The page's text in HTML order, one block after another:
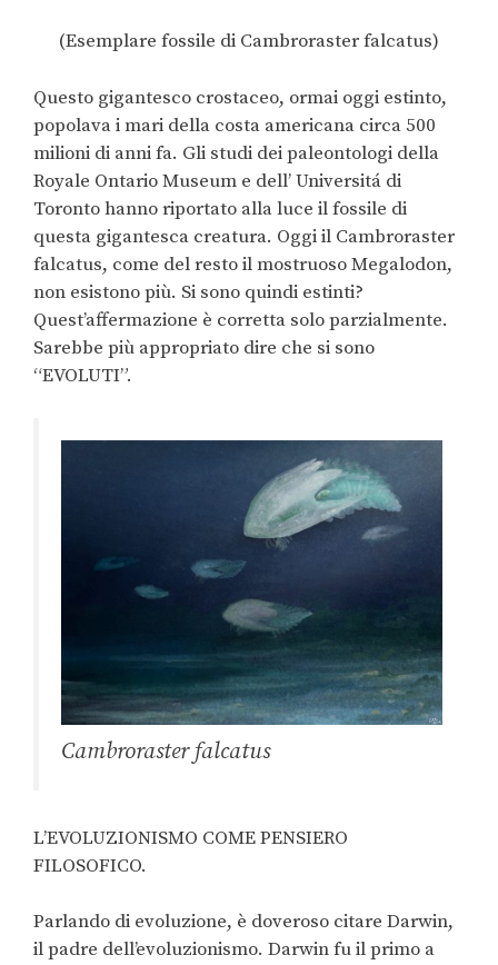
(Esemplare fossile di Cambroraster falcatus)
Questo gigantesco crostaceo, ormai oggi estinto,
popolava i mari della costa americana circa 500
milioni di anni fa. Gli studi dei paleontologi della
Royale Ontario Museum e dell’ Universitá di
Toronto hanno riportato alla luce il fossile di
questa gigantesca creatura. Oggi il Cambroraster
falcatus, come del resto il mostruoso Megalodon,
non esistono più. Si sono quindi estinti?
Quest’affermazione è corretta solo parzialmente.
Sarebbe più appropriato dire che si sono
“EVOLUTI”.
Cambroraster falcatus
L’EVOLUZIONISMO COME PENSIERO
FILOSOFICO.
Parlando di evoluzione, è doveroso citare Darwin,
il padre dell’evoluzionismo. Darwin fu il primo a